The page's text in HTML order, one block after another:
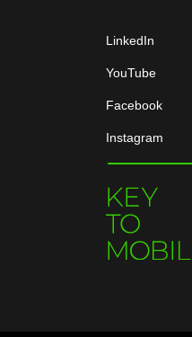
LinkedIn
YouTube
Facebook
Instagram